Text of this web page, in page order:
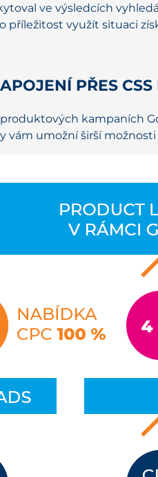
ve výsledcích
příležitost využít situaci
PŘES CSS
kampaních
vám umožní širší